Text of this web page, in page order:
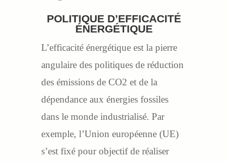
POLITIQUE D’EFFICACITÉ
ÉNERGÉTIQUE
L’efficacité énergétique est la pierre
angulaire des politiques de réduction
des émissions de CO2 et de la
dépendance aux énergies fossiles
dans le monde industrialisé. Par
exemple, l’Union européenne (UE)
s’est fixé pour objectif de réaliser